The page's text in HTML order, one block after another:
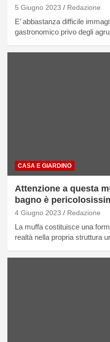
5 Giugno 2023 Redazione
E’ abbastanza difficile
gastronomico privo degli
CASA E GIARDINO
Attenzione a questa
bagno è
4 Giugno 2023 Redazione
La muffa costituisce una
realtà nella propria struttura